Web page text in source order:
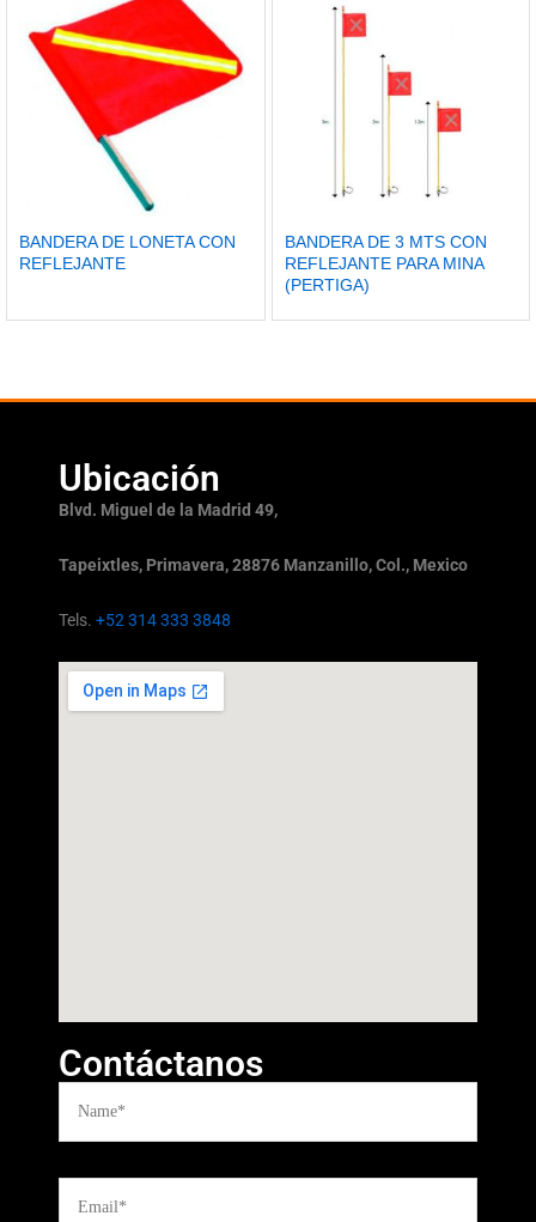
BANDERA DE LONETA CON
REFLEJANTE
BANDERA DE 3 MTS CON
REFLEJANTE PARA MINA
(PERTIGA)
Ubicación
Blvd. Miguel de la Madrid 49,
Tapeixtles, Primavera, 28876 Manzanillo, Col., Mexico
Tels. +52 314 333 3848
Contáctanos